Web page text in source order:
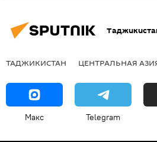
ТАДЖИКИСТАН ЦЕНТРАЛЬНАЯ
Макс Telegram